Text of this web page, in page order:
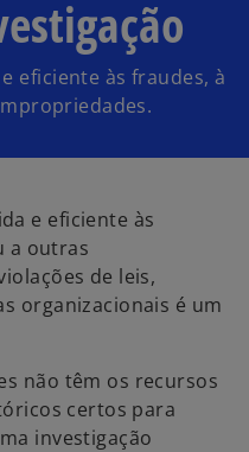
eficiente às fraudes, à
e eficiente às
a outras
de leis,
organizacionais é um
não têm os recursos
certos para
investigação